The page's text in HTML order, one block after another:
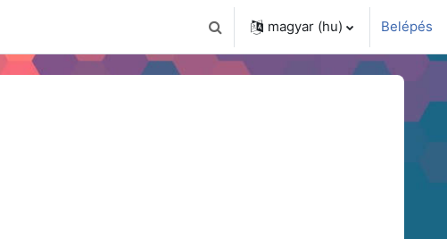
Keresési bemeneti adatok váltása
magyar ‎(hu)‎ Belépés